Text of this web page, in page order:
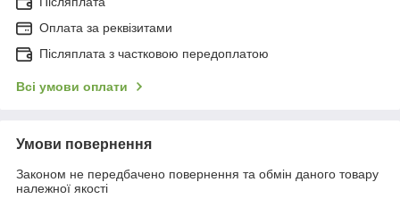
Оплата за реквізитами
Післяплата з частковою передоплатою
Всі умови оплати
Умови повернення
Законом не передбачено повернення та обмін даного товару
належної якості